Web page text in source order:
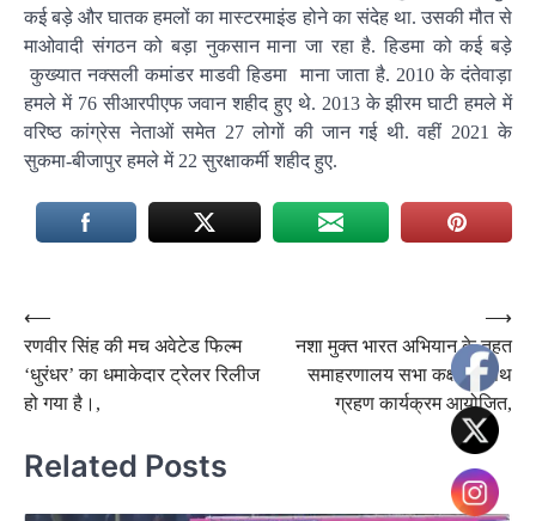
कई बड़े और घातक हमलों का मास्टरमाइंड होने का संदेह था. उसकी मौत से
माओवादी संगठन को बड़ा नुकसान माना जा रहा है. हिडमा को कई बड़े
कुख्यात नक्सली कमांडर माडवी हिडमा माना जाता है. 2010 के दंतेवाड़ा
हमले में 76 सीआरपीएफ जवान शहीद हुए थे. 2013 के झीरम घाटी हमले में
वरिष्ठ कांग्रेस नेताओं समेत 27 लोगों की जान गई थी. वहीं 2021 के
सुकमा-बीजापुर हमले में 22 सुरक्षाकर्मी शहीद हुए.
Post
navigation
⟵
रणवीर सिंह की मच अवेटेड फिल्म
‘धुरंधर’ का धमाकेदार ट्रेलर रिलीज
हो गया है।,
नशा मुक्त भारत अभियान के तहत
समाहरणालय सभा कक्ष में शपथ
ग्रहण कार्यक्रम आयोजित,
⟶
Related Posts